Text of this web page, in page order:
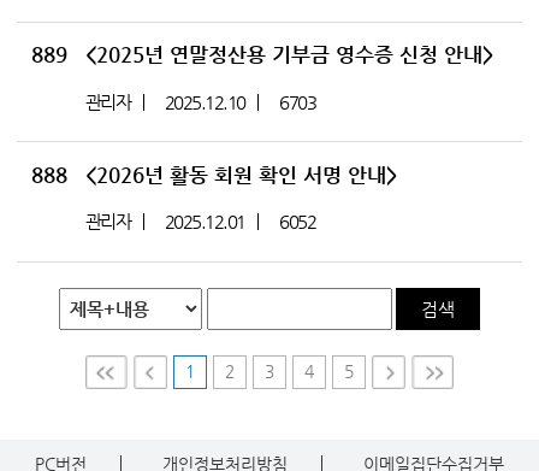
889 <2025년 연말정산용 기부금 영수증 신청 안내>
관리자 2025.12.10 6703
888 <2026년 활동 회원 확인 서명 안내>
관리자 2025.12.01 6052
검색
1 2 3 4
5
PC버전 개인정보처리방침 이메일집단수집거부